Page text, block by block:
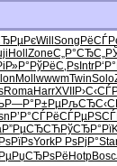
Will Song
Holl ZoneС„Р°СЂС„
РўРёС‚Рѕ Intr
Moll wwwmTwinSolo
RomaHarrXVII
Р—Р°Р±Рµ
Р’Р°СЃРёСЃРµРЅСЃ
Р”РµСЂСЋРўСЂР°Рї
YorkР РѕРјР°
РџСЂРѕРё HotpBosc